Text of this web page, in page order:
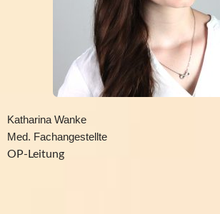
Katharina Wanke
Med. Fachangestellte
OP-Leitung